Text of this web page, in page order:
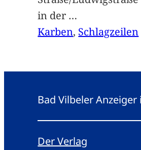
in der …
Karben, Schlagzeilen
Bad Vilbeler
Der Verlag